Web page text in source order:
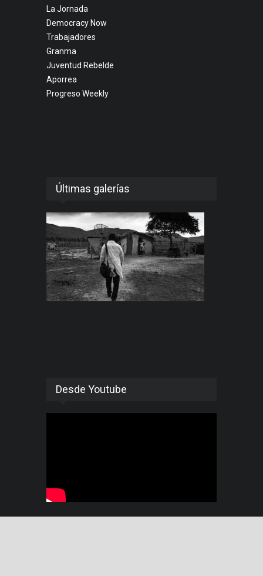
La Jornada
Democracy Now
Trabajadores
Granma
Juventud Rebelde
Aporrea
Progreso Weekly
Últimas galerías
Desde Youtube